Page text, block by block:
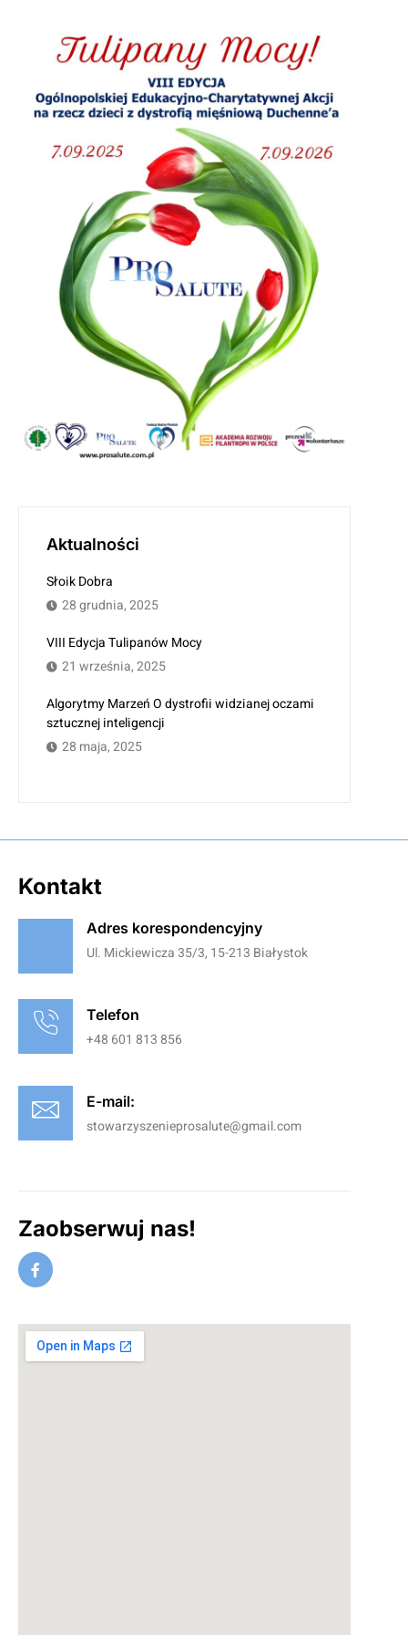
Aktualności
Słoik Dobra
28 grudnia, 2025
VIII Edycja Tulipanów Mocy
21 września, 2025
Algorytmy Marzeń O dystrofii widzianej oczami
sztucznej inteligencji
28 maja, 2025
Kontakt
Adres korespondencyjny
Ul. Mickiewicza 35/3, 15-213 Białystok
Telefon
+48 601 813 856
E-mail:
stowarzyszenieprosalute@gmail.com
Zaobserwuj nas!